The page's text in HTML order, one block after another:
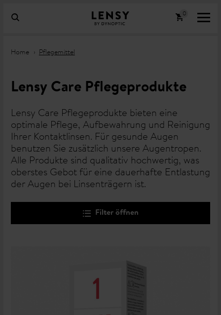
Home Pflegemittel
Lensy Care Pflegeprodukte
Lensy Care Pflegeprodukte bieten eine
optimale Pflege, Aufbewahrung und Reinigung
Ihrer Kontaktlinsen. Für gesunde Augen
benutzen Sie zusätzlich unsere Augentropen.
Alle Produkte sind qualitativ hochwertig, was
oberstes Gebot für eine dauerhafte Entlastung
der Augen bei Linsenträgern ist.
Filter öffnen